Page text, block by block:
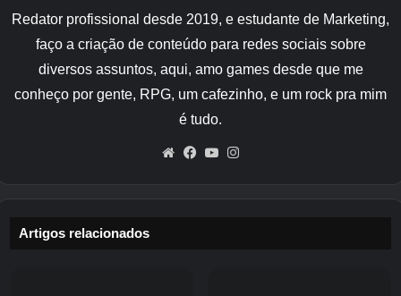
guerra em vez de lutar sozinho. O jogo
apresenta vinte heróis que você pode recrutar
em diferentes funções, incluindo guerreiros,
ladinos e magos.
Você pode fortalecer os seguidores ao longo do
tempo, melhorar suas habilidades e enviá-los
campanha gira em torno de reunir as nove
Redator profissional desde 2019, e estudante de Marketing,
faço a criação de conteúdo para redes sociais sobre
diversos assuntos, aqui, amo games desde que me
conheço por gente, RPG, um cafezinho, e um rock pra mim
é tudo.
WebsiteFacebook
YouTube
Artigos relacionados